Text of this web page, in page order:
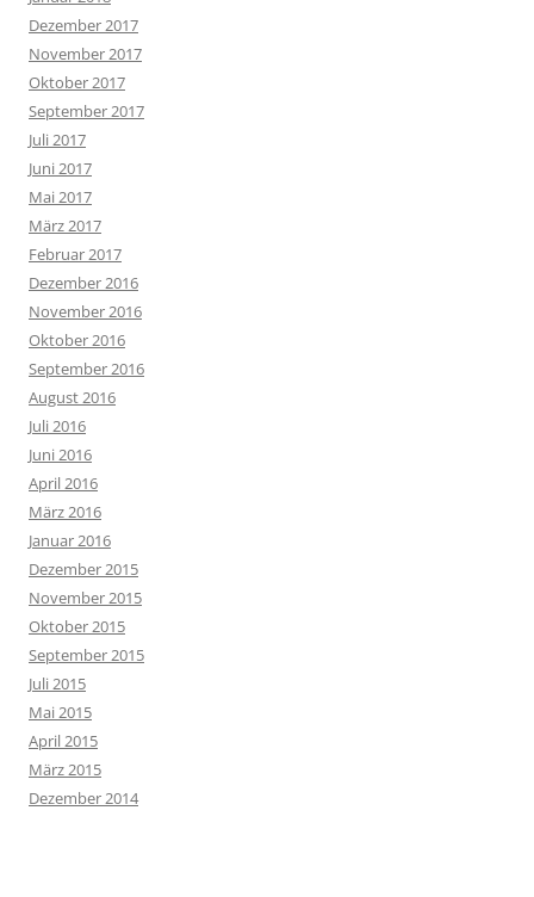
Dezember 2017
November 2017
Oktober 2017
September 2017
Juli 2017
Juni 2017
Mai 2017
März 2017
Februar 2017
Dezember 2016
November 2016
Oktober 2016
September 2016
August 2016
Juli 2016
Juni 2016
April 2016
März 2016
Januar 2016
Dezember 2015
November 2015
Oktober 2015
September 2015
Juli 2015
Mai 2015
April 2015
März 2015
Dezember 2014